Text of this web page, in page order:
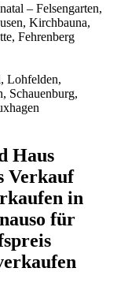
– Felsengarten,
Kirchbauna,
Fehrenberg
Lohfelden,
Schauenburg,
Haus
Verkauf
in
für